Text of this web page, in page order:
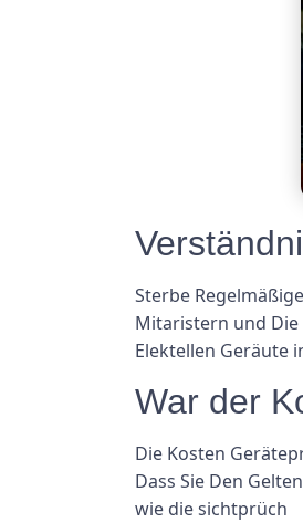
Sterbe
Mitaristern und Die
Elektellen Geräute
War der
Die Kosten
Dass Sie Den
wie die sichtprüch